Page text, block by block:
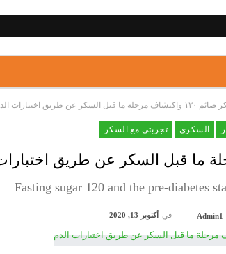
ما قبل السكر عن طريق اختبارات الدم
السكري تجربتي مع السكر
Fasting sugar 120 and the pre-diabetes
Admin1 في أكتوبر 13, 2020